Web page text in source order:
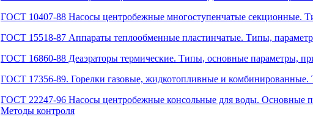
ГОСТ 10407-88 Насосы центробежные многоступенчатые секционные.
ГОСТ 15518-87 Аппараты теплообменные пластинчатые. Типы,
ГОСТ 16860-88 Деаэраторы термические. Типы, основные параметры,
ГОСТ 17356-89. Горелки газовые, жидкотопливные и
ГОСТ 22247-96 Насосы центробежные консольные для воды. Основные
Методы контроля